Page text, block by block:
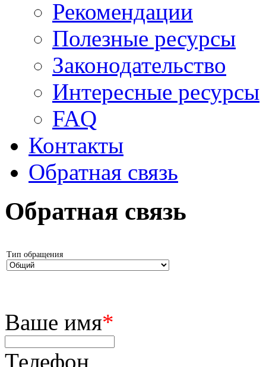
Рекомендации
Полезные ресурсы
Законодательство
Интересные ресурсы
FAQ
Контакты
Обратная связь
Обратная связь
Тип обращения
Ваше имя*
Телефон